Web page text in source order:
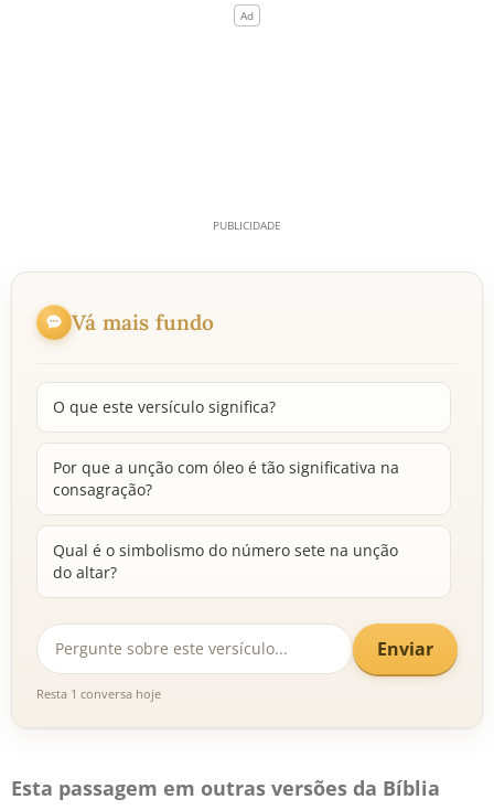
Vá mais fundo
O que este versículo significa?
Por que a unção com óleo é tão significativa na
consagração?
Qual é o simbolismo do número sete na unção
do altar?
Enviar
Resta 1 conversa hoje
Esta passagem em outras versões da Bíblia